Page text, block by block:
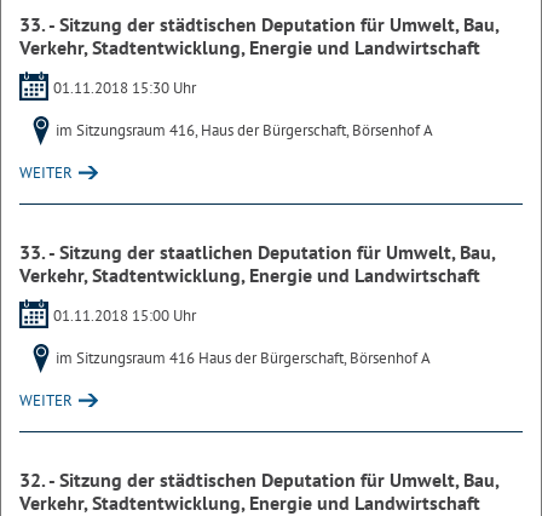
33. - Sitzung der städtischen Deputation für Umwelt, Bau,
Verkehr, Stadtentwicklung, Energie und Landwirtschaft
01.11.2018 15:30 Uhr
im Sitzungsraum 416, Haus der Bürgerschaft, Börsenhof A
WEITER
33. - Sitzung der staatlichen Deputation für Umwelt, Bau,
Verkehr, Stadtentwicklung, Energie und Landwirtschaft
01.11.2018 15:00 Uhr
im Sitzungsraum 416 Haus der Bürgerschaft, Börsenhof A
WEITER
32. - Sitzung der städtischen Deputation für Umwelt, Bau,
Verkehr, Stadtentwicklung, Energie und Landwirtschaft